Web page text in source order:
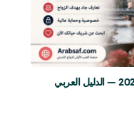
تعارف عرب في ألمانيا للزواج الشرعي 2026 — الدليل العربي